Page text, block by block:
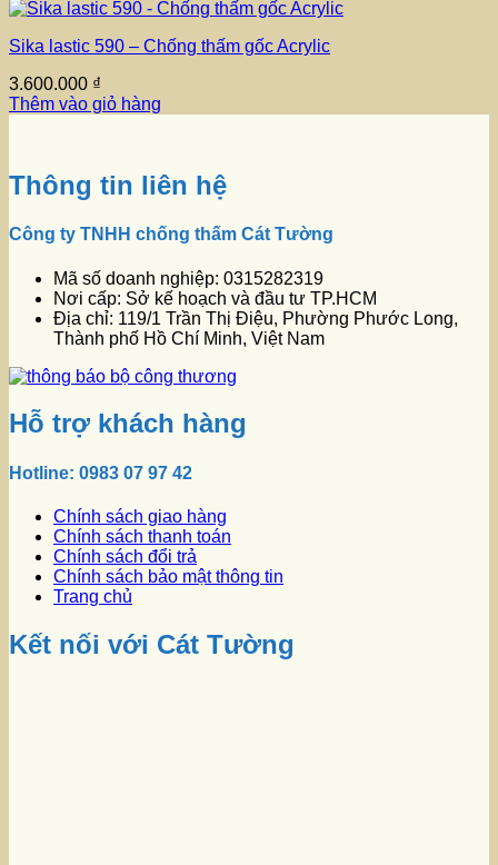
Sika lastic 590 – Chống thấm gốc Acrylic
3.600.000 ₫
Thêm vào giỏ hàng
Thông tin liên hệ
Công ty TNHH chống thấm Cát Tường
Mã số doanh nghiệp: 0315282319
Nơi cấp: Sở kế hoạch và đầu tư TP.HCM
Địa chỉ: 119/1 Trần Thị Điệu, Phường Phước Long,
Thành phố Hồ Chí Minh, Việt Nam
Hỗ trợ khách hàng
Hotline: 0983 07 97 42
Chính sách giao hàng
Chính sách thanh toán
Chính sách đổi trả
Chính sách bảo mật thông tin
Trang chủ
Kết nối với Cát Tường